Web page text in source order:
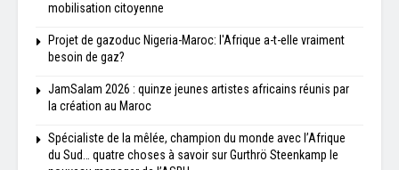
mobilisation citoyenne
Projet de gazoduc Nigeria-Maroc: l'Afrique a-t-elle vraiment
besoin de gaz?
JamSalam 2026 : quinze jeunes artistes africains réunis par
la création au Maroc
Spécialiste de la mêlée, champion du monde avec l’Afrique
du Sud… quatre choses à savoir sur Gurthrö Steenkamp le